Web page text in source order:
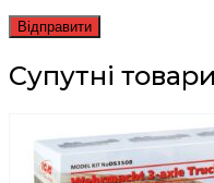
Супутні товари